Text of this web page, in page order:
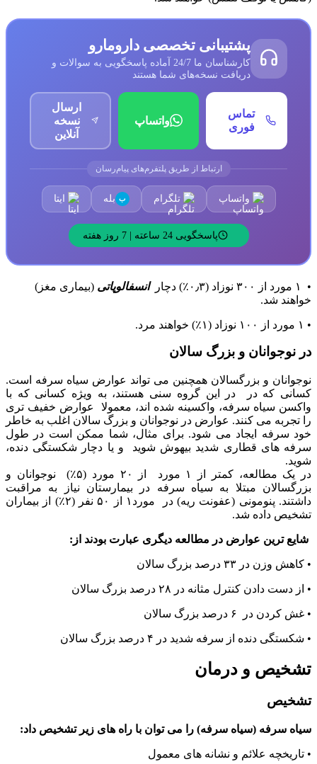
پشتیبانی تخصصی دارومارو
کارشناسان ما 24/7 آماده پاسخگویی به سوالات و
دریافت نسخه‌های شما هستند
تماس
فوری
واتساپ
ارسال
نسخه
آنلاین
ارتباط از طریق پلتفرم‌های پیام‌رسان
واتساپ تلگرام ب بله ایتا
پاسخگویی 24 ساعته | 7 روز هفته
• ۱ مورد از ۳۰۰ نوزاد (۰٫۳ ٪) دچارانسفالوپاتی (بیماری مغز)
خواهند شد.
• ۱ مورد از ۱۰۰ نوزاد (۱٪) خواهند مرد.
در نوجوانان و بزرگ سالان
نوجوانان و بزرگسالان همچنین می تواند عوارض سیاه سرفه است.
کسانی که در در این گروه سنی هستند، به ویژه کسانی که با
واکسن سیاه سرفه، واکسینه شده اند، معمولا عوارض خفیف تری
را تجربه می کنند. عوارض در نوجوانان و بزرگ سالان اغلب به خاطر
خود سرفه ایجاد می شود. برای مثال، شما ممکن است در طول
سرفه های قطاری شدید بیهوش شوید و یا دچار شکستگی دنده،
شوید.
در یک مطالعه، کمتر از ۱ مورد از ۲۰ مورد (۵٪) نوجوانان و
بزرگسالان مبتلا به سیاه سرفه در بیمارستان نیاز به مراقبت
داشتند. پنومونی (عفونت ریه) در مورد ۱ از ۵۰نفر (۲٪) از بیماران
تشخیص داده شد.
شایع ترین عوارض در مطالعه دیگری عبارت بودند از:
• کاهش وزن در ۳۳ درصد بزرگ سالان
• از دست دادن کنترل مثانه در ۲۸ درصد بزرگ سالان
• غش کردن در ۶ درصد بزرگ سالان
• شکستگی دنده از سرفه شدید در ۴ درصد بزرگ سالان
تشخیص و درمان
تشخیص
سیاه سرفه (سیاه سرفه) را می توان با راه های زیر تشخیص داد:
• تاریخچه علائم و نشانه های معمول